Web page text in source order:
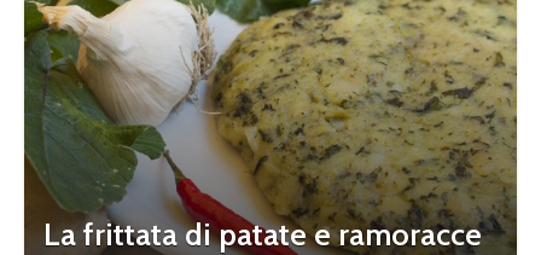
La frittata di patate e ramoracce